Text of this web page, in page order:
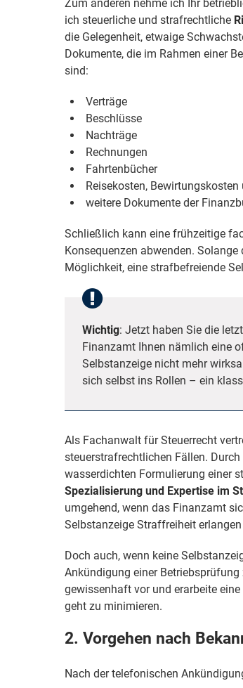
Zum anderen nehme ich Ihr
ich steuerliche und strafrechtliche
die Gelegenheit, etwaige
Dokumente, die im Rahmen einer
sind:
Verträge
Beschlüsse
Nachträge
Rechnungen
Fahrtenbücher
Reisekosten,
weitere Dokumente der
Schließlich kann eine frühzeitige
Konsequenzen abwenden.
Möglichkeit, eine strafbefreiende
Wichtig: Jetzt haben Sie die
Finanzamt Ihnen nämlich eine
Selbstanzeige nicht mehr
sich selbst ins Rollen – ein
Als Fachanwalt für Steuerrecht
steuerstrafrechtlichen Fällen. Durch
wasserdichten Formulierung einer
Spezialisierung und Expertise im
umgehend, wenn das Finanzamt
Selbstanzeige Straffreiheit
Doch auch, wenn keine
Ankündigung einer
gewissenhaft vor und erarbeite
geht zu minimieren.
2. Vorgehen nach
Nach der telefonischen